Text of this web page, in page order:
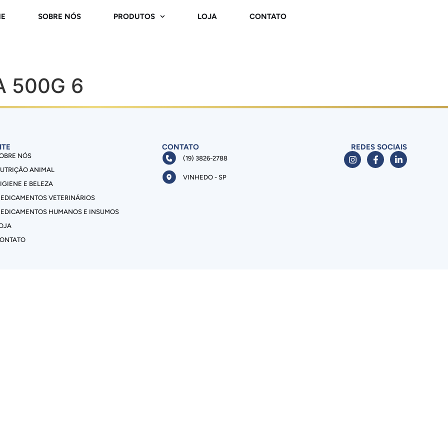
SOBRE NÓS PRODUTOS LOJA CONTATO
500G 6
NÓS
ANIMAL
E BELEZA
VETERINÁRIOS
HUMANOS E INSUMOS
CONTATO
(19) 3826-2788
VINHEDO - SP
REDES SOCIAIS